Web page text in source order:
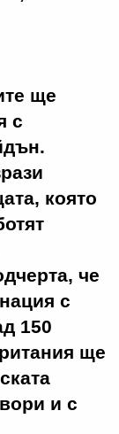
ще
с
която
че
с
150
ще
и с